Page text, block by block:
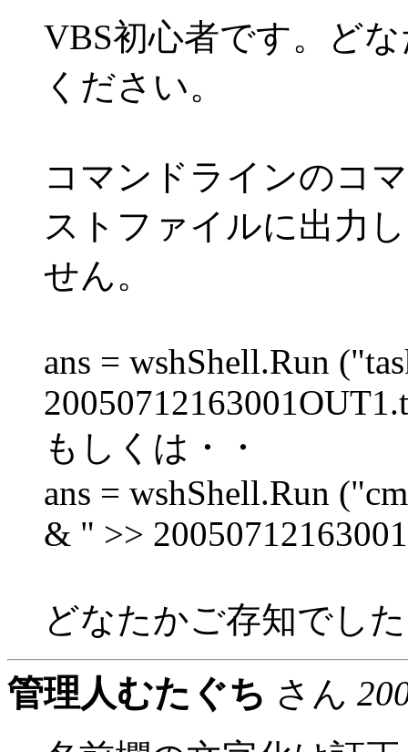
VBS初心者です。ど
ください。
コマンドラインのコ
ストファイルに出力
せん。
ans = wshShell.Run
もしくは・・
ans = wshShell.Run
& " >>
どなたかご存知でし
管理人むたぐち さん